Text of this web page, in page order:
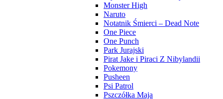
Monster High
Naruto
Notatnik Śmierci – Dead Note
One Piece
One Punch
Park Jurajski
Pirat Jake i Piraci Z Nibylandii
Pokemony
Pusheen
Psi Patrol
Pszczółka Maja